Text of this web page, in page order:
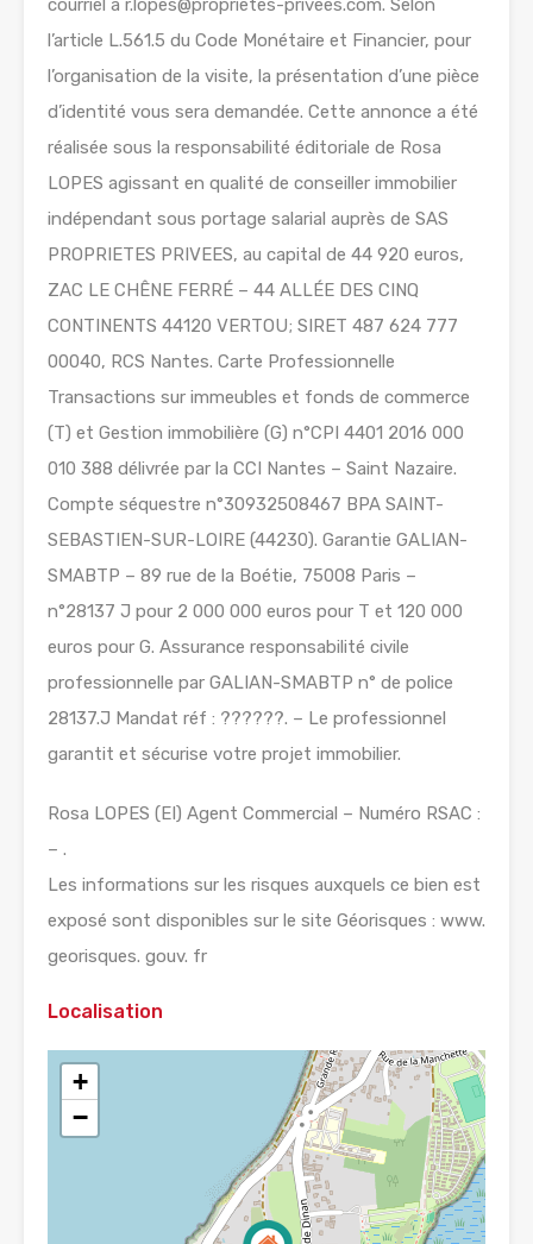
courriel à r.lopes@proprietes-privees.com. Selon
l’article L.561.5 du Code Monétaire et Financier, pour
l’organisation de la visite, la présentation d’une pièce
d’identité vous sera demandée. Cette annonce a été
réalisée sous la responsabilité éditoriale de Rosa
LOPES agissant en qualité de conseiller immobilier
indépendant sous portage salarial auprès de SAS
PROPRIETES PRIVEES, au capital de 44 920 euros,
ZAC LE CHÊNE FERRÉ – 44 ALLÉE DES CINQ
CONTINENTS 44120 VERTOU; SIRET 487 624 777
00040, RCS Nantes. Carte Professionnelle
Transactions sur immeubles et fonds de commerce
(T) et Gestion immobilière (G) n°CPI 4401 2016 000
010 388 délivrée par la CCI Nantes – Saint Nazaire.
Compte séquestre n°30932508467 BPA SAINT-
SEBASTIEN-SUR-LOIRE (44230). Garantie GALIAN-
SMABTP – 89 rue de la Boétie, 75008 Paris –
n°28137 J pour 2 000 000 euros pour T et 120 000
euros pour G. Assurance responsabilité civile
professionnelle par GALIAN-SMABTP n° de police
28137.J Mandat réf : ??????. – Le professionnel
garantit et sécurise votre projet immobilier.
Rosa LOPES (EI) Agent Commercial – Numéro RSAC :
– .
Les informations sur les risques auxquels ce bien est
exposé sont disponibles sur le site Géorisques : www.
georisques. gouv. fr
Localisation
+
−